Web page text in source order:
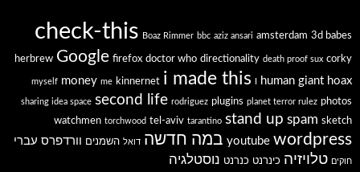
3d babes
amsterdam
aziz ansari
bbc
Boaz Rimmer
check-this
corky
death proof sux
directionality
doctor who
firefox
Google
herbrew
hoax
human giant
i made this
kinnernet
me
money
myself
photos
planet terror rulez
plugins
rodriguez
second life
sharing idea space
sketch
spam
stand up
tarantino
tel-aviv
torchwood
watchmen
wordpress
youtube במה חדשה דואל השמנים וורדפרס עברי
חוקים טלויזיה כינרנט כנרנט נוסטלגיה